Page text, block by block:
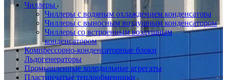
Чиллеры
Чиллеры с водяным охлаждением конденсатора
Чиллеры с выносным воздушным конденсатором
Чиллеры со встроенным воздушным
конденсатором
Компрессорно-конденсаторные блоки
Льдогенераторы
Промышленные холодильные агрегаты
Пластинчатые теплообменники